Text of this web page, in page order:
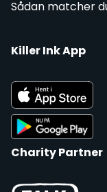
Sådan matcher
Killer Ink App
Charity Partner